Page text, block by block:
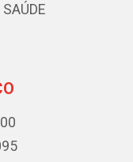
SAÚDE